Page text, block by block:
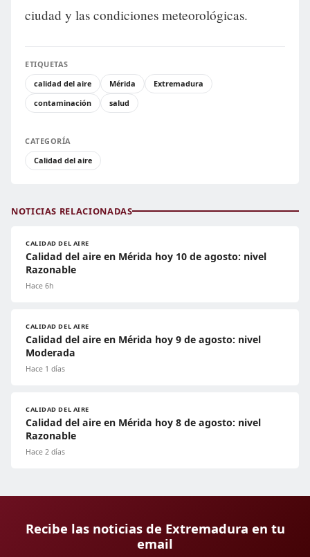
ciudad y las condiciones meteorológicas.
ETIQUETAS
calidad del aire
Mérida
Extremadura
contaminación
salud
CATEGORÍA
Calidad del aire
NOTICIAS RELACIONADAS
CALIDAD DEL AIRE
Calidad del aire en Mérida hoy 10 de agosto: nivel
Razonable
Hace 6h
CALIDAD DEL AIRE
Calidad del aire en Mérida hoy 9 de agosto: nivel
Moderada
Hace 1 días
CALIDAD DEL AIRE
Calidad del aire en Mérida hoy 8 de agosto: nivel
Razonable
Hace 2 días
Recibe las noticias de Extremadura en tu
email